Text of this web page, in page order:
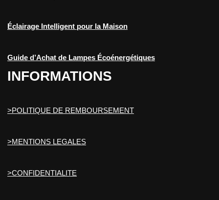
Éclairage Intelligent pour la Maison
Guide d’Achat de Lampes Écoénergétiques
INFORMATIONS
>POLITIQUE DE REMBOURSEMENT
>MENTIONS LEGALES
>CONFIDENTIALITE